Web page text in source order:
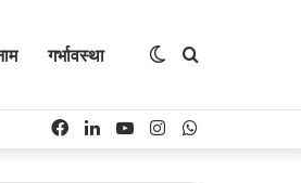
गर्भावस्था Search
Switch
Instagram
YouTube
LinkedIn
Facebook